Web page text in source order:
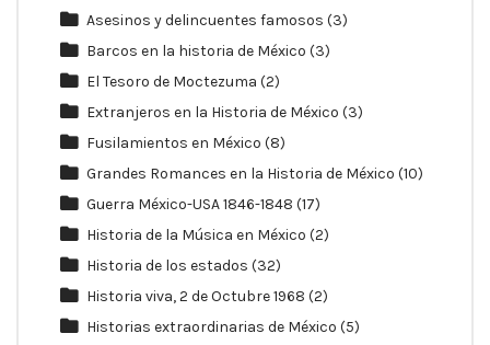
Asesinos y delincuentes famosos (3)
Barcos en la historia de México (3)
El Tesoro de Moctezuma (2)
Extranjeros en la Historia de México (3)
Fusilamientos en México (8)
Grandes Romances en la Historia de México (10)
Guerra México-USA 1846-1848 (17)
Historia de la Música en México (2)
Historia de los estados (32)
Historia viva, 2 de Octubre 1968 (2)
Historias extraordinarias de México (5)